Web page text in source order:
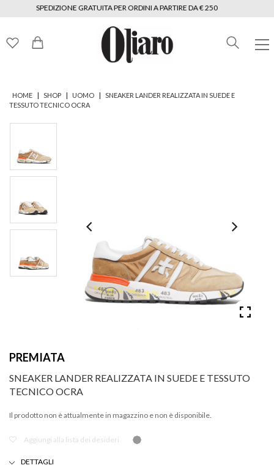
SPEDIZIONE GRATUITA PER ORDINI A PARTIRE DA € 250
HOME | SHOP | UOMO |
SNEAKER LANDER REALIZZATA IN SUEDE E
TESSUTO TECNICO OCRA
PREMIATA
SNEAKER LANDER REALIZZATA IN SUEDE E TESSUTO
TECNICO OCRA
Il prodotto non è attualmente in magazzino e non è disponibile.
Aggiungi alla lista dei desideri
DETTAGLI